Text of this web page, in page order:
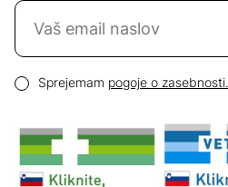
Naročite se na novice
Pogoji zasebnosti
Sprejemam pogoje o zasebnosti.